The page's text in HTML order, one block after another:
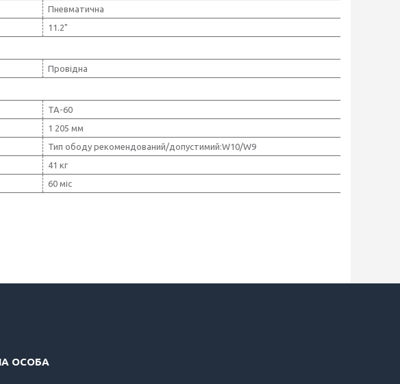
Пневматична
11.2"
Провідна
ТА-60
1 205 мм
Тип ободу рекомендований/допустимий:W10/W9
41 кг
60 міс